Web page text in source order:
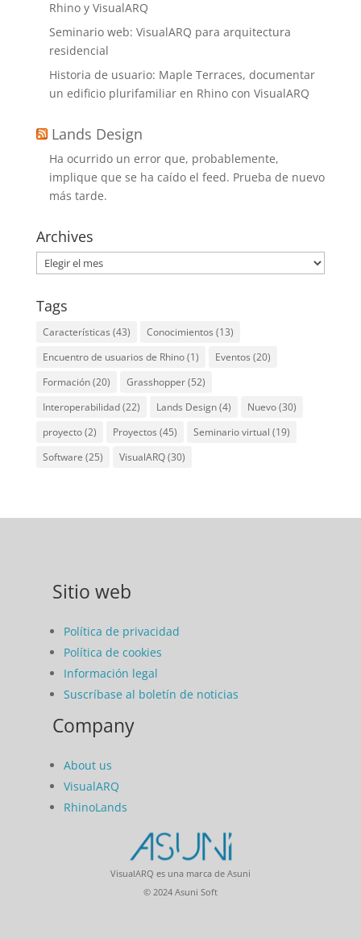
Rhino y VisualARQ
Seminario web: VisualARQ para arquitectura
residencial
Historia de usuario: Maple Terraces, documentar
un edificio plurifamiliar en Rhino con VisualARQ
Lands Design
Ha ocurrido un error que, probablemente,
implique que se ha caído el feed. Prueba de nuevo
más tarde.
Archives
Archives
Tags
Características (43) Conocimientos (13)
Encuentro de usuarios de Rhino(1) Eventos (20)
Formación(20) Grasshopper(52)
Interoperabilidad(22) Lands Design(4) Nuevo(30)
proyecto(2) Proyectos (45) Seminario virtual (19)
Software (25) VisualARQ(30)
Sitio web
Política de privacidad
Política de cookies
Información legal
Suscríbase al boletín de noticias
Company
About us
VisualARQ
RhinoLands
VisualARQ es una marca de Asuni
© 2024 Asuni Soft